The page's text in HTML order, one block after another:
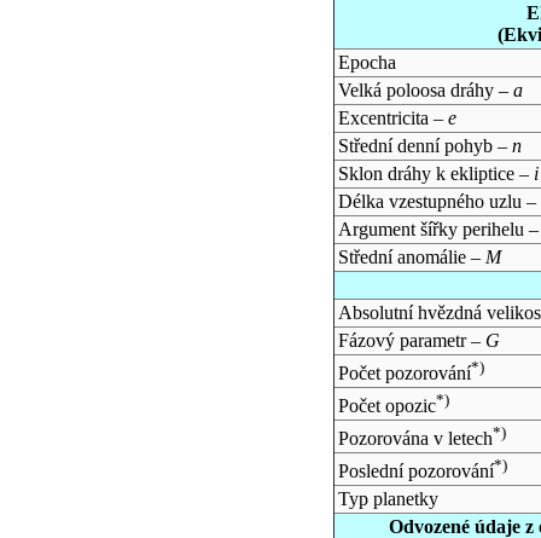
Epocha
Velká poloosa dráhy – a
Excentricita – e
Střední denní pohyb – n
Sklon dráhy k ekliptice – i
Délka vzestupného uzlu –
Argument šířky perihelu
Střední anomálie – M
Absolutní hvězdná
Fázový parametr – G
Počet pozorování*)
Počet opozic*)
Pozorována v letech*)
Poslední pozorování*)
Typ planetky
Odvozené údaje